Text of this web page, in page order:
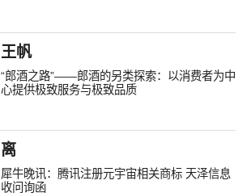
王帆
“郎酒之路”——郎酒的另类探索：以消费者为中
心提供极致服务与极致品质
离
犀牛晚讯：腾讯注册元宇宙相关商标 天泽信息
收问询函